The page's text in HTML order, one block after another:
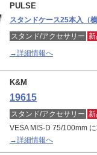
PULSE
スタンドケース25本入（
スタンド/アクセサリー
→詳細情報へ
K&M
19615
スタンド/アクセサリー
VESA MIS-D 75/100mm
→詳細情報へ